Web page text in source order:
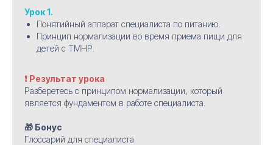
Урок 1.
Понятийный аппарат специалиста по питанию.
Принцип нормализации во время приема пищи для
детей с ТМНР.
❗ Результат урока
Разберетесь с принципом нормализации, который
является фундаментом в работе специалиста.
🎁 Бонус
Глоссарий для специалиста